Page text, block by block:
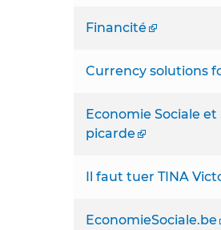
Financité
Currency solutions
Economie Sociale
picarde
Il faut tuer TINA
EconomieSociale.be